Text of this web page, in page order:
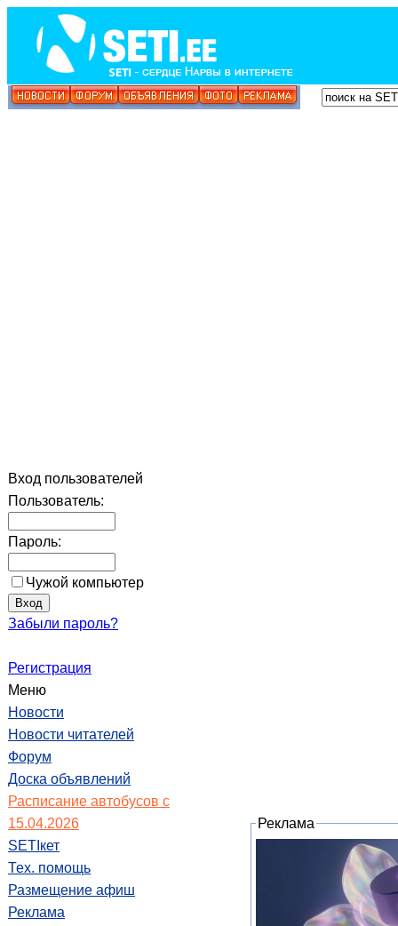
Вход пользователей
Пользователь:
Пароль:
Чужой компьютер
Забыли пароль?
Регистрация
Меню
Новости
Новости читателей
Форум
Доска объявлений
Расписание автобусов с
15.04.2026
SETIкет
Тех. помощь
Размещение афиш
Реклама
Реклама